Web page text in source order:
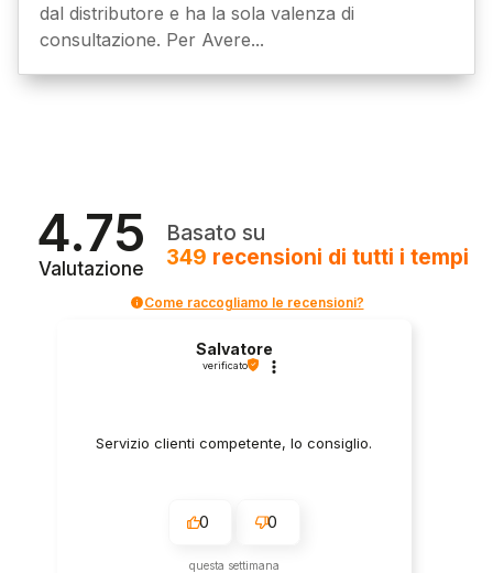
dal distributore e ha la sola valenza di
consultazione. Per Avere...
4.75
Valutazione
Basato su
349 recensioni di tutti i tempi
Come raccogliamo le recensioni?
Salvatore
verificato
Servizio clienti competente, lo consiglio.
0 0
questa settimana